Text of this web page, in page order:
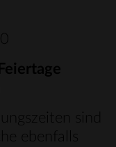
sind
ebenfalls